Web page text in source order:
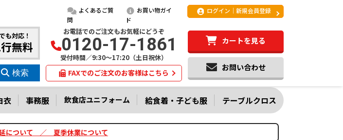
よくあるご質
問
お買い物ガイ
ド
ログイン｜新規会員登録
も対応！
無料
お電話でのご注文もお気軽にどうぞ
0120-17-1861
受付時間／9:30～17:20（土日祝休）
FAXでのご注文のお客様はこちら
カートを見る
お問い合わせ
衣 事務服 飲食店ユニフォーム 給食着・子ども服 テーブルクロス
について ／ 夏季休業について